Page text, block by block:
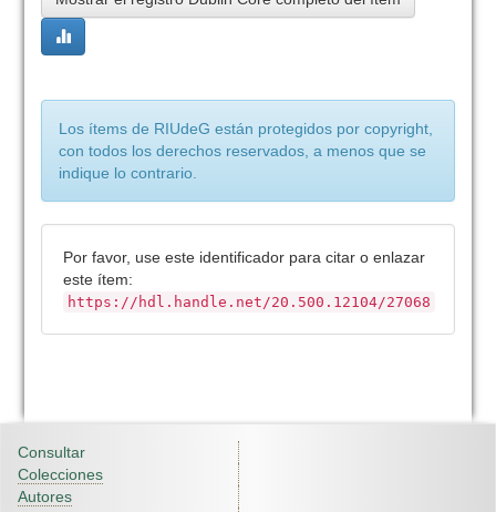
Los ítems de RIUdeG están protegidos por copyright,
con todos los derechos reservados, a menos que se
indique lo contrario.
Por favor, use este identificador para citar o enlazar
este ítem:
https://hdl.handle.net/20.500.12104/27068
Consultar
Colecciones
Autores